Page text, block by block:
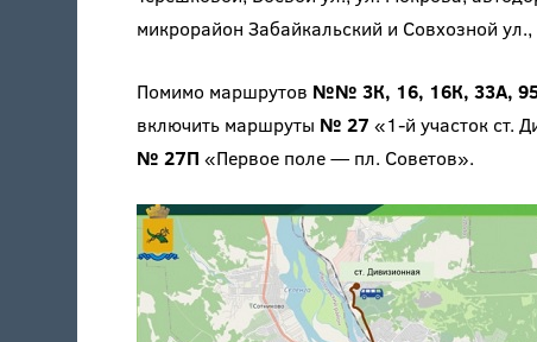
микрорайон Забайкальский и Совхозной
Помимо маршрутов №№ 3К, 16, 16К, 33А,
включить маршруты № 27 «1-й участок ст.
№ 27П «Первое поле — пл. Советов».